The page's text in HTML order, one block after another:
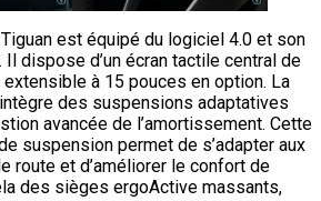
est équipé du logiciel 4.0 et son
dispose d’un écran tactile central de
à 15 pouces en option. La
des suspensions adaptatives
avancée de l’amortissement. Cette
suspension permet de s’adapter aux
route et d’améliorer le confort de
des sièges ergoActive massants,